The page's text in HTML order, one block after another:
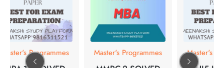
Programmes Master's Programmes Master's